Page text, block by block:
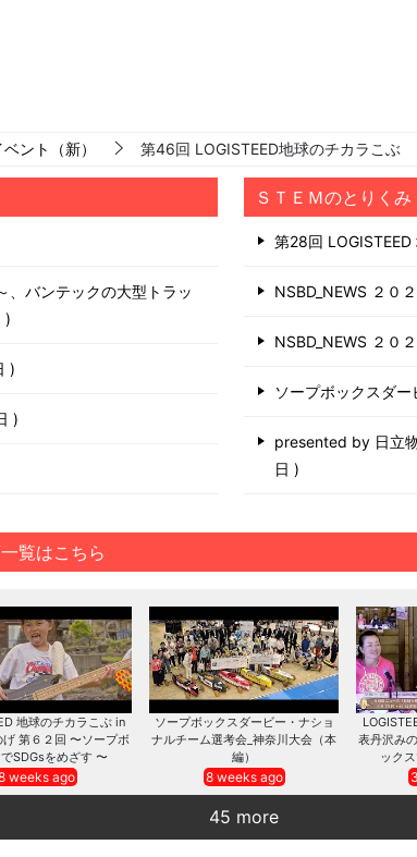
ベント（新） 第46回 LOGISTEED地球のチカラこぶ
、バンテックの大型トラッ
ＳＴＥＭのとりくみ
第28回
NSBD_NEWS ２０
NSBD_NEWS ２０
ソープボックスダ
presented by 日立
日
覧はこちら
地球のチカラこぶ in
第６２回 〜ソープボ
SDGsをめざす 〜
weeks ago
ソープボックスダービー・ナショ
ナルチーム選考会_神奈川大会（本
編）
8 weeks ago
表丹沢み
ック
45 more